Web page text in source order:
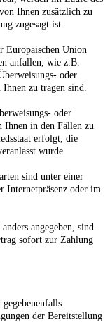
Ihnen zusätzlich zu
zugesagt ist.
Europäischen Union
anfallen, wie z.B.
oder
zu tragen sind.
oder
Ihnen in den Fällen zu
erfolgt, die
wurde.
sind unter einer
Internetpräsenz oder im
angegeben, sind
sofort zur Zahlung
der Bereitstellung